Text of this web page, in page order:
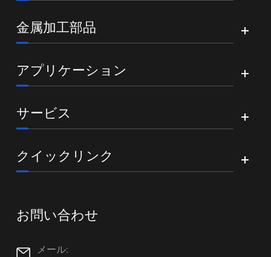
金属加工部品
アプリケーション
サービス
クイックリンク
お問い合わせ

メール: